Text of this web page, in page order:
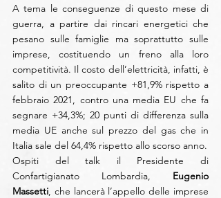
A tema le conseguenze di questo mese di
guerra, a partire dai rincari energetici che
pesano sulle famiglie ma soprattutto sulle
imprese, costituendo un freno alla loro
competitività. Il costo dell’elettricità, infatti, è
salito di un preoccupante +81,9% rispetto a
febbraio 2021, contro una media EU che fa
segnare +34,3%; 20 punti di differenza sulla
media UE anche sul prezzo del gas che in
Italia sale del 64,4% rispetto allo scorso anno.
Ospiti del talk il Presidente di
Confartigianato Lombardia, Eugenio
Massetti , che lancerà l’appello delle imprese